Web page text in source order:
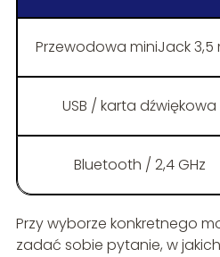
Przewodowa miniJack 3,5
USB / karta dźwiękowa
Bluetooth / 2,4 GHz
Przy wyborze konkretnego
zadać sobie pytanie, w